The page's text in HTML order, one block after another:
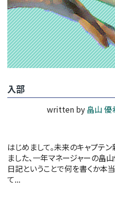
入部
written by 畠山 優
はじめまして。未来のキャプテ
ました、一年マネージャーの畠
日記ということで何を書くか本
て...